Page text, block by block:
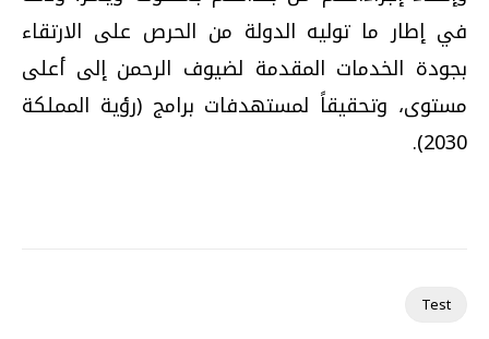
في إطار ما توليه الدولة من الحرص على الارتقاء
بجودة الخدمات المقدمة لضيوف الرحمن إلى أعلى
مستوى، وتحقيقاً لمستهدفات برامج (رؤية المملكة
2030).
Test